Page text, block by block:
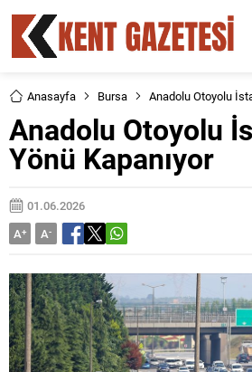
Anasayfa Bursa Anadolu Otoyolu
Anadolu Otoyolu
Yönü Kapanıyor
01.06.2026
A+ A-